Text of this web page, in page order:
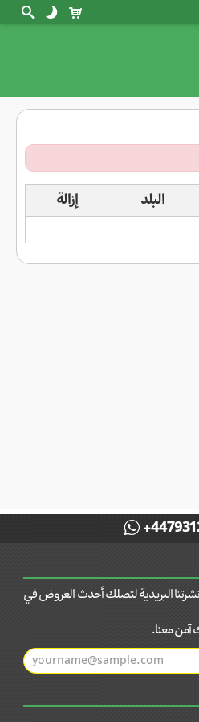
البلد إزالة
البريدية لتصلك أحدث العروض في
آمن معنا.